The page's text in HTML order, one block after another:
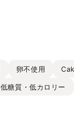
卵不使用
低糖質・低カロリー